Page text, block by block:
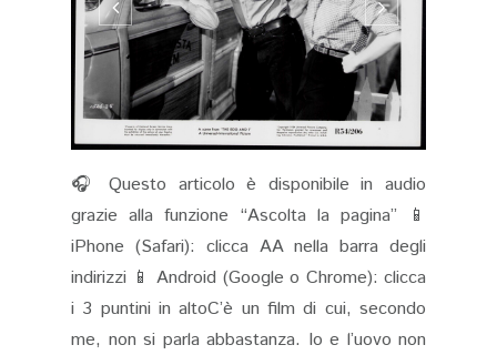
🎧 Questo articolo è disponibile in audio
grazie alla funzione “Ascolta la pagina” 📱
iPhone (Safari): clicca AA nella barra degli
indirizzi 📱 Android (Google o Chrome): clicca
i 3 puntini in altoC’è un film di cui, secondo
me, non si parla abbastanza. Io e l’uovo non